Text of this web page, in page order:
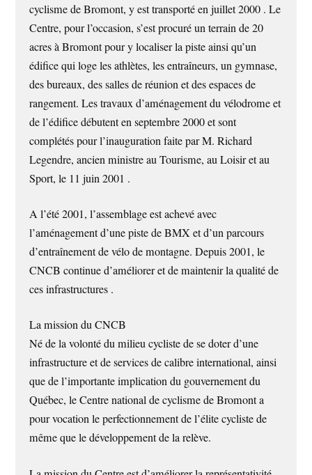
cyclisme de Bromont, y est transporté en juillet 2000 . Le
Centre, pour l’occasion, s’est procuré un terrain de 20
acres à Bromont pour y localiser la piste ainsi qu’un
édifice qui loge les athlètes, les entraîneurs, un gymnase,
des bureaux, des salles de réunion et des espaces de
rangement. Les travaux d’aménagement du vélodrome et
de l’édifice débutent en septembre 2000 et sont
complétés pour l’inauguration faite par M. Richard
Legendre, ancien ministre au Tourisme, au Loisir et au
Sport, le 11 juin 2001 .
A l’été 2001, l’assemblage est achevé avec
l’aménagement d’une piste de BMX et d’un parcours
d’entraînement de vélo de montagne. Depuis 2001, le
CNCB continue d’améliorer et de maintenir la qualité de
ces infrastructures .
La mission du CNCB
Né de la volonté du milieu cycliste de se doter d’une
infrastructure et de services de calibre international, ainsi
que de l’importante implication du gouvernement du
Québec, le Centre national de cyclisme de Bromont a
pour vocation le perfectionnement de l’élite cycliste de
même que le développement de la relève.